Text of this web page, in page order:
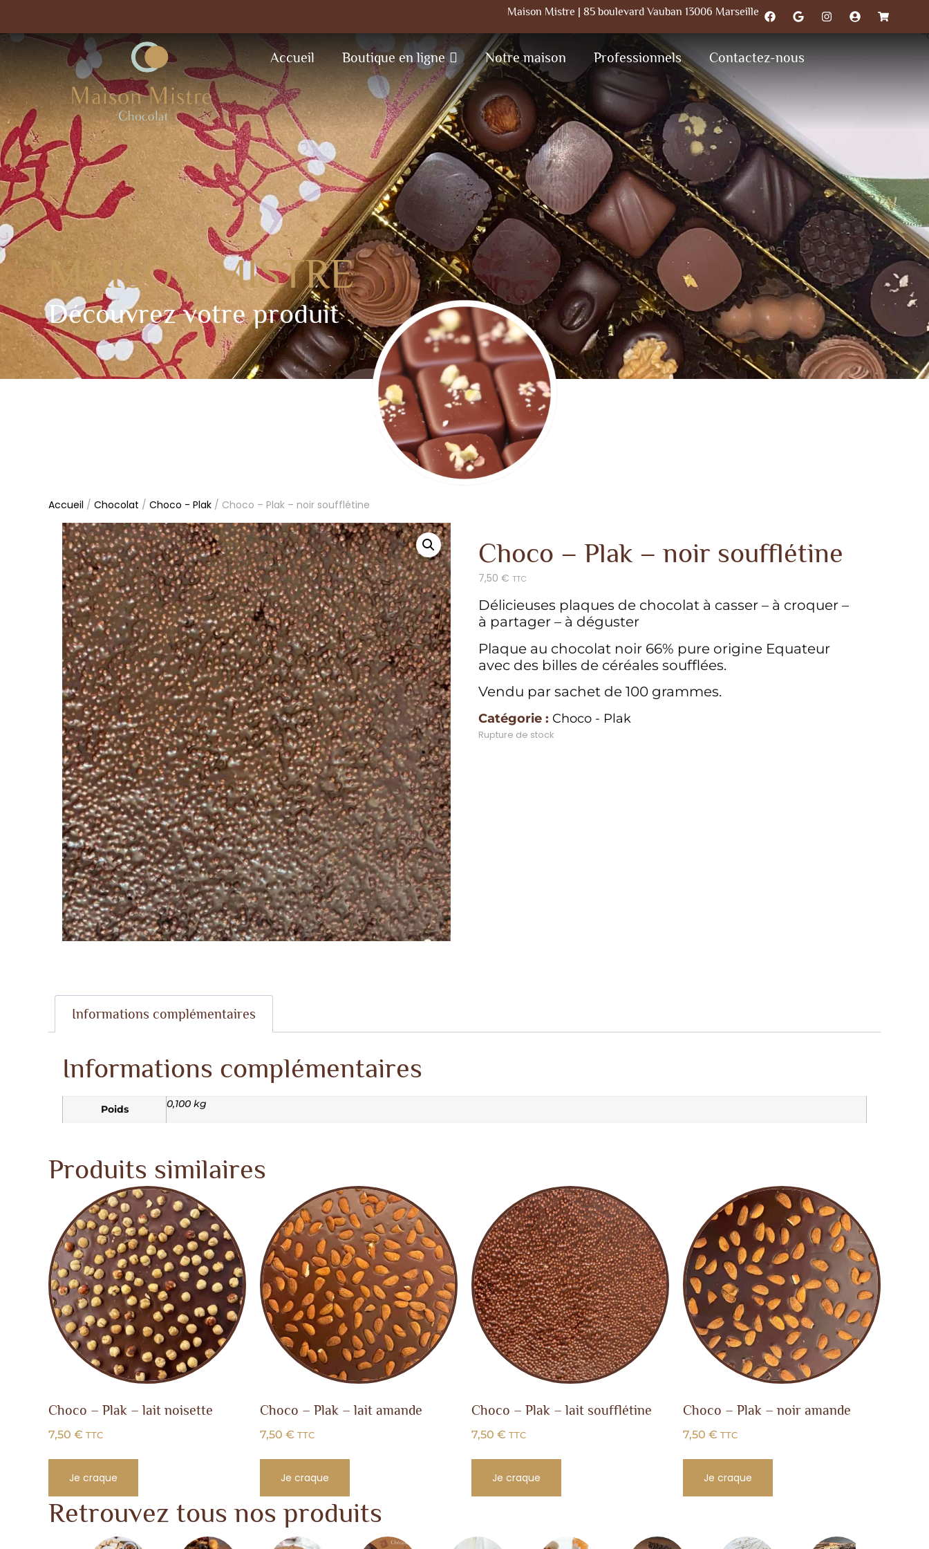
Maison Mistre | 85 boulevard Vauban 13006 Marseille
Accueil Boutique en ligne Notre maison Professionnels Contactez-nous
MAISON MISTRE
Découvrez votre produit
Accueil / Chocolat / Choco - Plak / Choco – Plak – noir soufflétine
Choco – Plak – noir soufflétine
7,50 € TTC
Délicieuses plaques de chocolat à casser – à croquer –
à partager – à déguster
Plaque au chocolat noir 66% pure origine Equateur
avec des billes de céréales soufflées.
Vendu par sachet de 100 grammes.
Catégorie : Choco - Plak
Rupture de stock
Informations complémentaires
Informations complémentaires
Poids 0,100 kg
Produits similaires
Choco – Plak – lait noisette
7,50 € TTC
Je craque
Choco – Plak – lait amande
7,50 € TTC
Je craque
Choco – Plak – lait soufflétine
7,50 € TTC
Je craque
Choco – Plak – noir amande
7,50 € TTC
Je craque
Retrouvez tous nos produits